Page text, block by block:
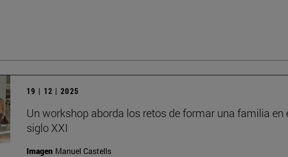
19 | 12 | 2025
Un workshop aborda los retos de formar una familia en
siglo XXI
Imagen Manuel Castells